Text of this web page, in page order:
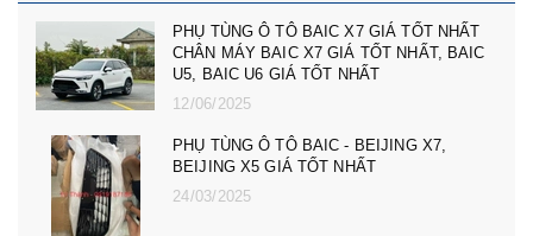
NHẤT, BAIC
X7,
cản trước badoxoc trước mg zs
trước 10745966 - phụ tùng ô tô
nhất
PHỤ TÙNG Ô TÔ MG ZS, MG 5,
MG HS GIÁ TỐT NHẤT - CÀNG